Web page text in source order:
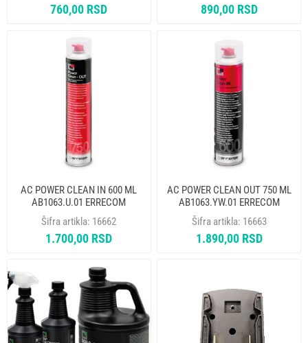
760,00 RSD 890,00 RSD
AC POWER CLEAN IN 600 ML
AB1063.U.01 ERRECOM
Šifra artikla: 16662
1.700,00 RSD
AC POWER CLEAN OUT 750 ML
AB1063.YW.01 ERRECOM
Šifra artikla: 16663
1.890,00 RSD